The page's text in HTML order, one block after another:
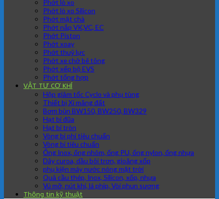
Phớt lò xo
Phớt lò xo Silicon
Phớt mặt chà
Phớt nắp VK,VC, EC
Phớt Piston
Phớt xoay
Phớt thuỷ lực
Phớt xe chở bê tông
Phớt xếp bộ EVS
Phớt tổng hợp
VẬT TƯ CƠ KHÍ
Hộp giảm tốc Cyclo và phụ tùng
Thiết bị Xi măng đất
Bơm bùn BW150, BW250, BW329
Hạt bi đũa
Hạt bi tròn
Vòng bi phi tiêu chuẩn
Vòng bi tiêu chuẩn
Ống Inox, ống nhôm, ống PU, ống nylon, ống nhựa
Dây curoa, dầu bôi trơn, gioăng xốp
phụ kiện máy nước nóng mặt trời
Quả cầu thép, Inox, Silicon, xốp, nhựa
Vú mỡ, nút khí, lá phíp, Vòi phun sương
Thông tin kỹ thuật